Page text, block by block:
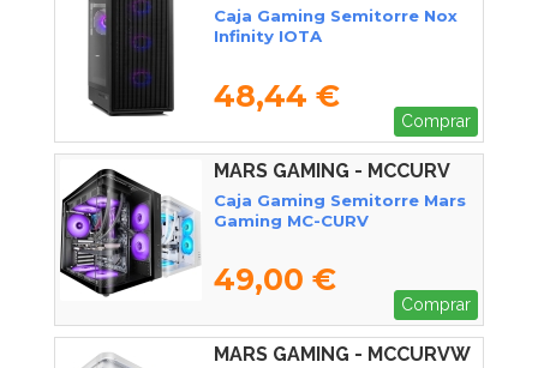
Caja Gaming Semitorre Nox
Infinity IOTA
48,44 €
Comprar
MARS GAMING - MCCURV
Caja Gaming Semitorre Mars
Gaming MC-CURV
49,00 €
Comprar
MARS GAMING - MCCURVW